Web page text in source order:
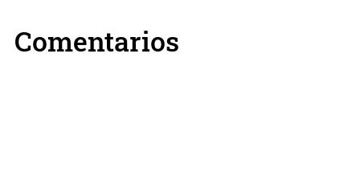
Comentarios